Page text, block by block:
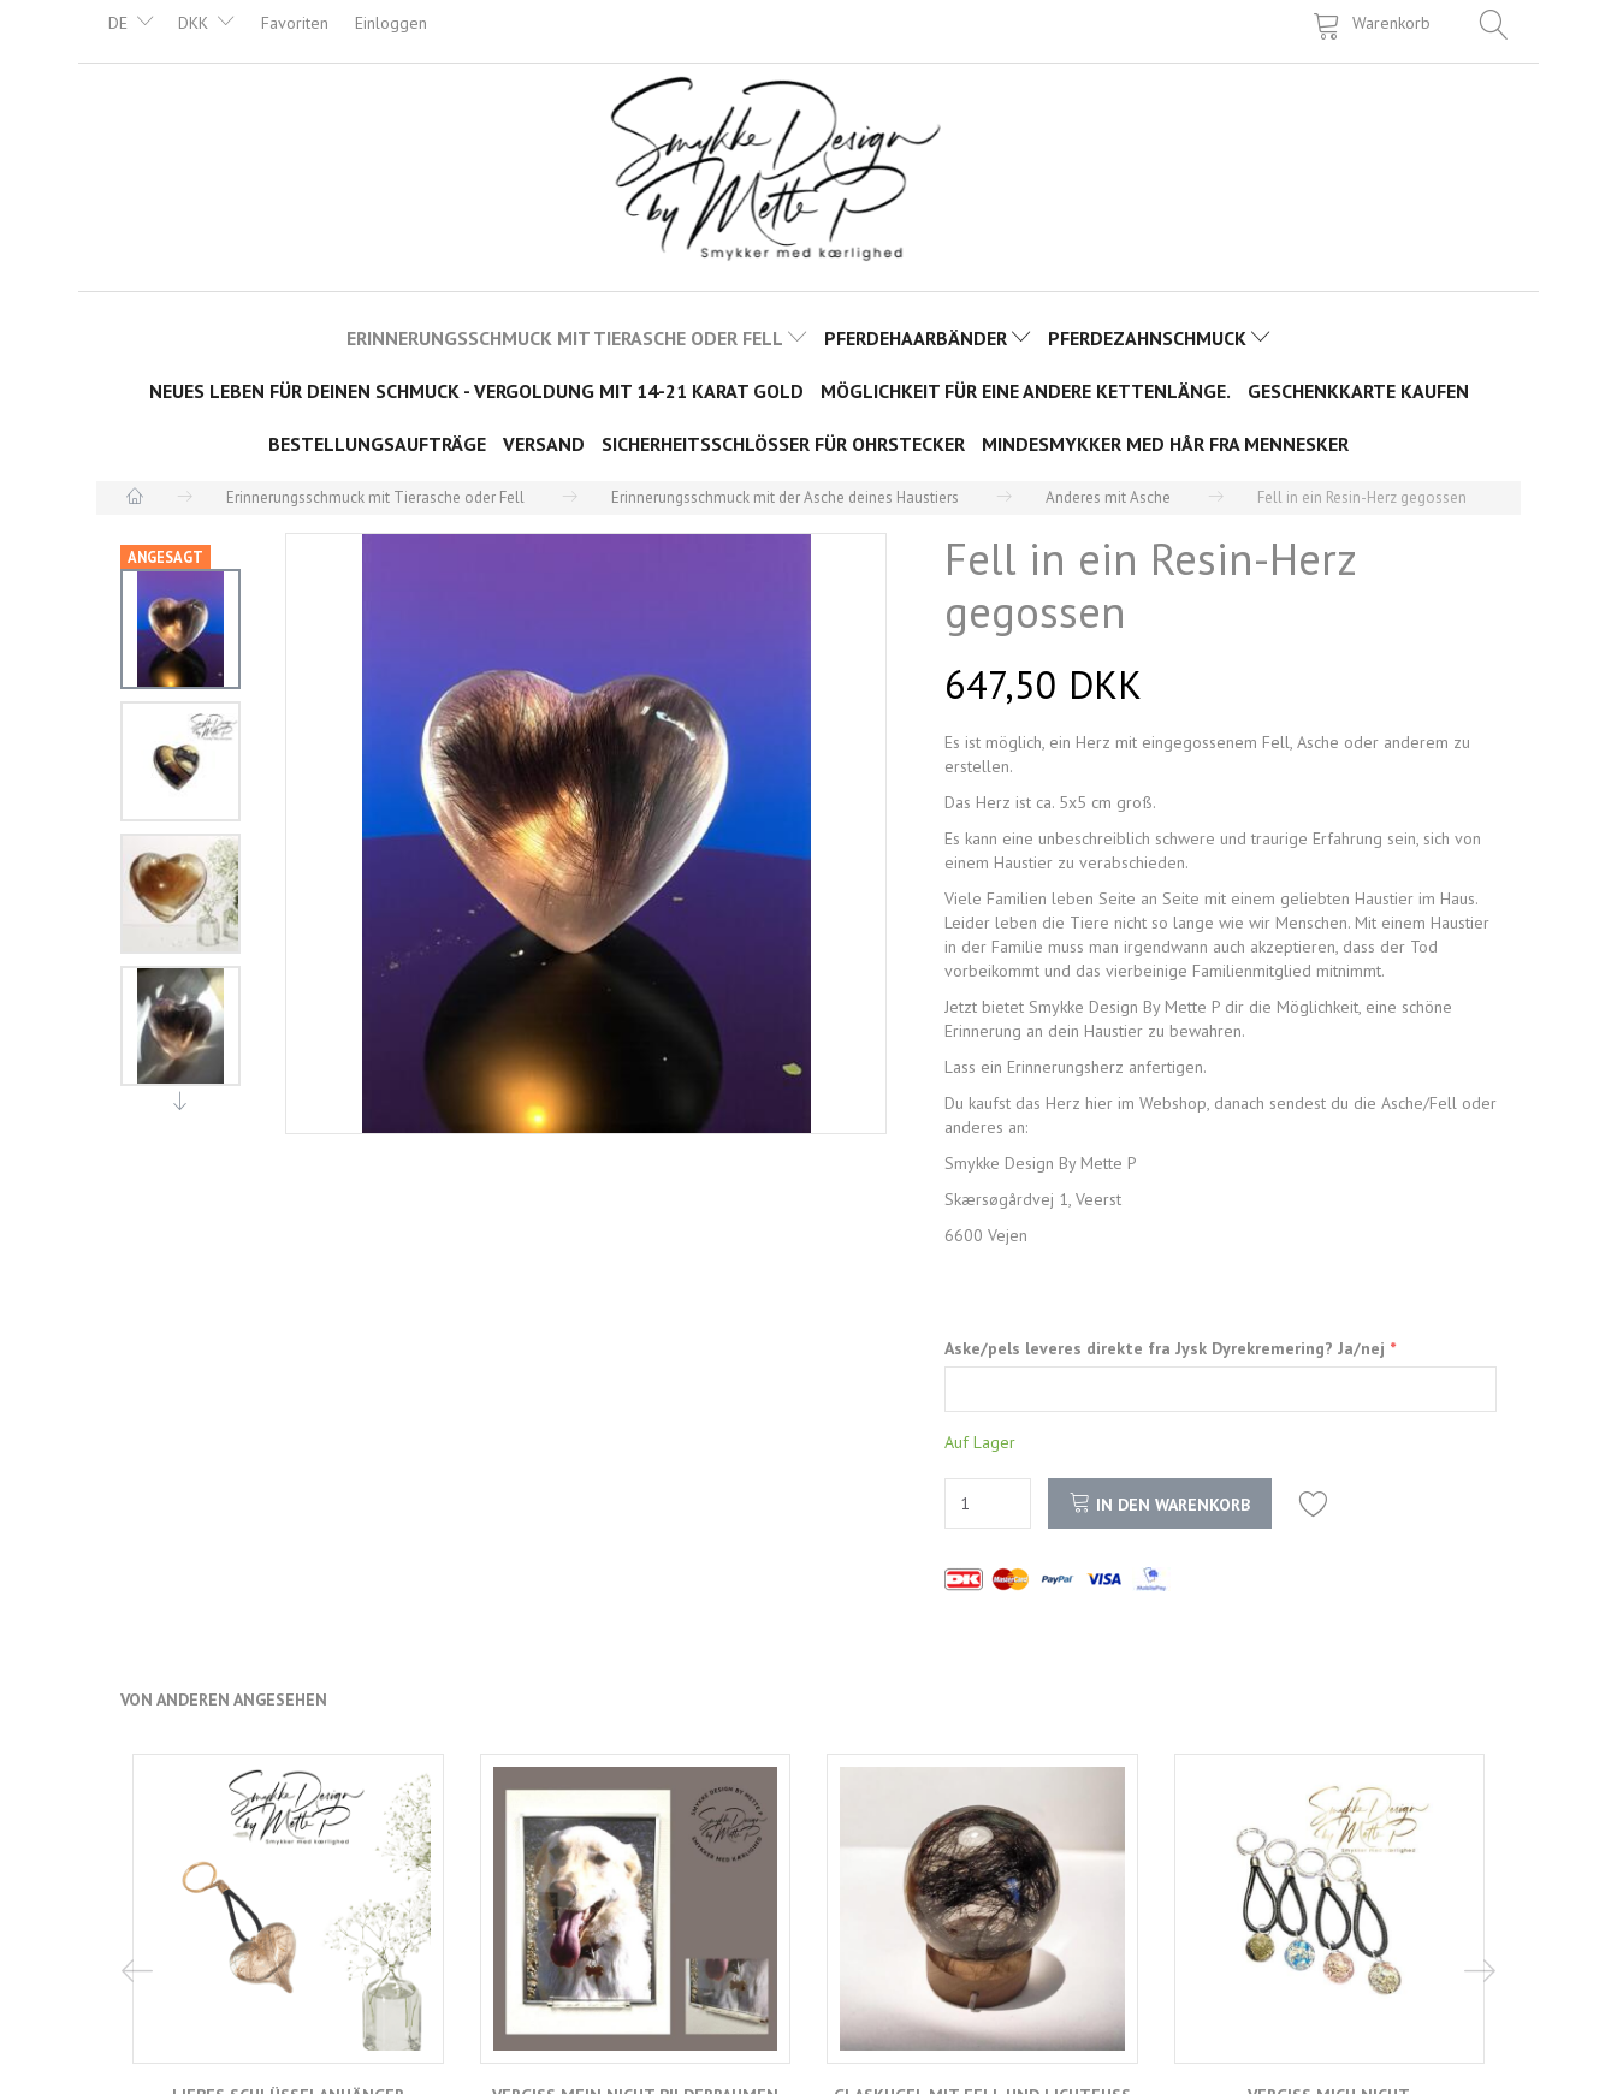
DE DKK Warenkorb
Favoriten Einloggen
ERINNERUNGSSCHMUCK MIT TIERASCHE ODER FELL PFERDEHAARBÄNDER PFERDEZAHNSCHMUCK
NEUES LEBEN FÜR DEINEN SCHMUCK - VERGOLDUNG MIT 14-21 KARAT GOLD MÖGLICHKEIT FÜR EINE ANDERE KETTENLÄNGE. GESCHENKKARTE KAUFEN
BESTELLUNGSAUFTRÄGE VERSAND SICHERHEITSSCHLÖSSER FÜR OHRSTECKER MINDESMYKKER MED HÅR FRA MENNESKER
Erinnerungsschmuck mit Tierasche oder Fell Erinnerungsschmuck mit der Asche deines Haustiers Anderes mit Asche Fell in ein Resin-Herz gegossen
ANGESAGT
Fell in ein Resin-Herz
gegossen
647,50 DKK
Es ist möglich, ein Herz mit eingegossenem Fell, Asche oder anderem zu
erstellen.
Das Herz ist ca. 5x5 cm groß.
Es kann eine unbeschreiblich schwere und traurige Erfahrung sein, sich von
einem Haustier zu verabschieden.
Viele Familien leben Seite an Seite mit einem geliebten Haustier im Haus.
Leider leben die Tiere nicht so lange wie wir Menschen. Mit einem Haustier
in der Familie muss man irgendwann auch akzeptieren, dass der Tod
vorbeikommt und das vierbeinige Familienmitglied mitnimmt.
Jetzt bietet Smykke Design By Mette P dir die Möglichkeit, eine schöne
Erinnerung an dein Haustier zu bewahren.
Lass ein Erinnerungsherz anfertigen.
Du kaufst das Herz hier im Webshop, danach sendest du die Asche/Fell oder
anderes an:
Smykke Design By Mette P
Skærsøgårdvej 1, Veerst
6600 Vejen
Aske/pels leveres direkte fra Jysk Dyrekremering? Ja/nej
Auf Lager
IN DEN WARENKORB
VON ANDEREN ANGESEHEN